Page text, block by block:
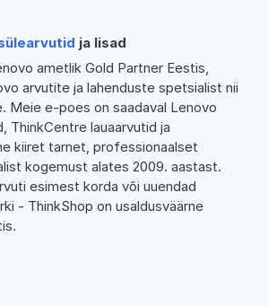
ja lisad
ametlik Gold Partner Eestis,
arvutite ja lahenduste spetsialist nii
Meie e-poes on saadaval Lenovo
ThinkCentre lauaarvutid ja
kiiret tarnet, professionaalset
kogemust alates 2009. aastast.
esimest korda või uuendad
- ThinkShop on usaldusväärne